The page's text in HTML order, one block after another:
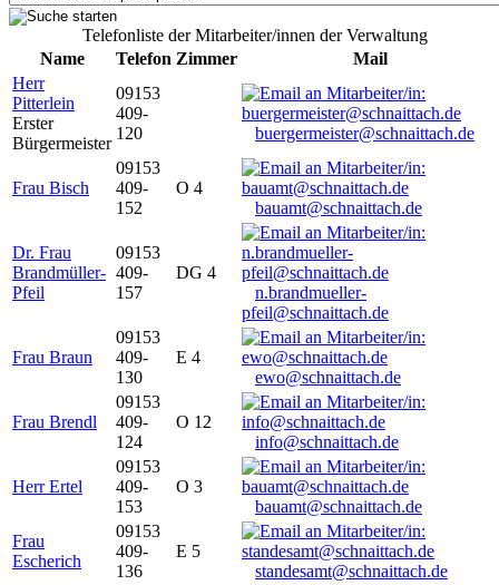
Telefonliste der Mitarbeiter/innen der Verwaltung
Name
Telefon Zimmer
Mail
Herr
Pitterlein
Erster
Bürgermeister
09153
409-
120
buergermeister@schnaittach.de
Frau Bisch
09153
409-
152
O 4
bauamt@schnaittach.de
Dr. Frau
Brandmüller-
Pfeil
09153
409-
157
DG 4
n.brandmueller-
pfeil@schnaittach.de
Frau Braun
09153
409-
130
E 4
ewo@schnaittach.de
Frau Brendl
09153
409-
124
O 12
info@schnaittach.de
Herr Ertel
09153
409-
153
O 3
bauamt@schnaittach.de
Frau
Escherich
09153
409-
136
E 5
standesamt@schnaittach.de